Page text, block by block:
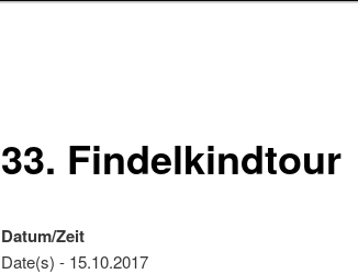
33. Findelkindtour
Datum/Zeit
Date(s) - 15.10.2017